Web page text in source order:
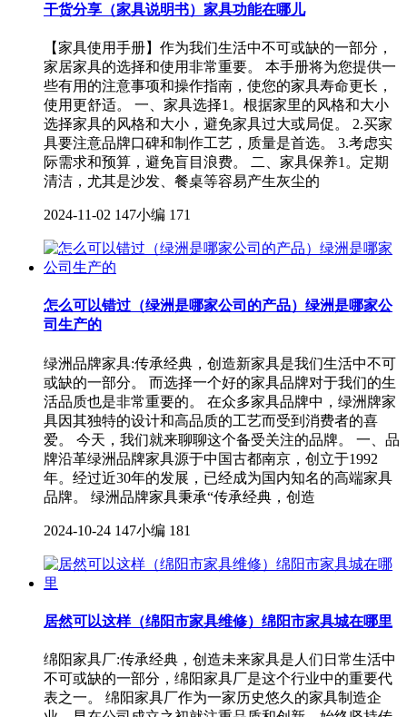
干货分享（家具说明书）家具功能在哪儿
【家具使用手册】作为我们生活中不可或缺的一部分，
家居家具的选择和使用非常重要。 本手册将为您提供一
些有用的注意事项和操作指南，使您的家具寿命更长，
使用更舒适。 一、家具选择1。根据家里的风格和大小
选择家具的风格和大小，避免家具过大或局促。 2.买家
具要注意品牌口碑和制作工艺，质量是首选。 3.考虑实
际需求和预算，避免盲目浪费。 二、家具保养1。定期
清洁，尤其是沙发、餐桌等容易产生灰尘的
2024-11-02 147小编 171
怎么可以错过（绿洲是哪家公司的产品）绿洲是哪家公
司生产的
绿洲品牌家具:传承经典，创造新家具是我们生活中不可
或缺的一部分。 而选择一个好的家具品牌对于我们的生
活品质也是非常重要的。 在众多家具品牌中，绿洲牌家
具因其独特的设计和高品质的工艺而受到消费者的喜
爱。 今天，我们就来聊聊这个备受关注的品牌。 一、品
牌沿革绿洲品牌家具源于中国古都南京，创立于1992
年。经过近30年的发展，已经成为国内知名的高端家具
品牌。 绿洲品牌家具秉承“传承经典，创造
2024-10-24 147小编 181
居然可以这样（绵阳市家具维修）绵阳市家具城在哪里
绵阳家具厂:传承经典，创造未来家具是人们日常生活中
不可或缺的一部分，绵阳家具厂是这个行业中的重要代
表之一。 绵阳家具厂作为一家历史悠久的家具制造企